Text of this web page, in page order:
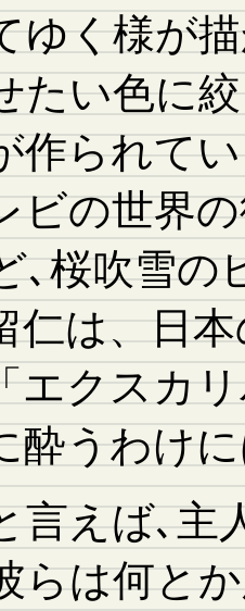
ゆく様が
たい色に
作られて
ビの世界
､桜吹雪の
仁は、日
エクスカ
酔うわけ
言えば､主
らは何と